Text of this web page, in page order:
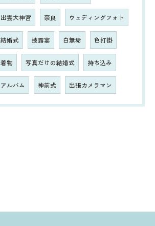
出雲大神宮 奈良 ウェディングフォト
結婚式 披露宴 白無垢 色打掛
着物 写真だけの結婚式 持ち込み
アルバム 神前式 出張カメラマン